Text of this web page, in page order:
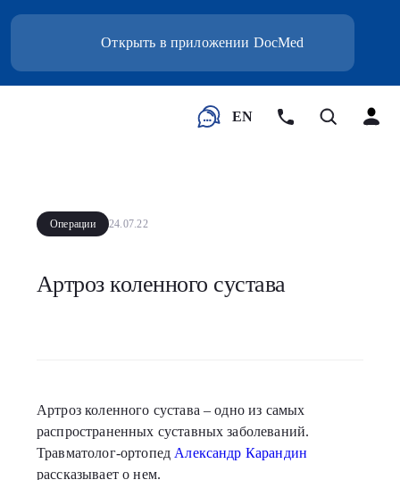
Открыть в приложении DocMed
EN
Операции 24.07.22
Артроз коленного сустава
Артроз коленного сустава – одно из самых
распространенных суставных заболеваний.
Травматолог-ортопед Александр Карандин
рассказывает о нем.